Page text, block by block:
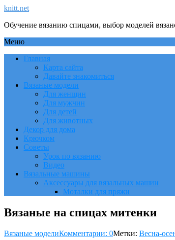
knitt.net
Обучение вязанию спицами, выбор моделей
Меню
Главная
Карта сайта
Давайте знакомиться
Вязаные модели
Для женщин
Для мужчин
Для детей
Для животных
Декор для дома
Крючком
Советы
Урок по вязанию
Видео
Вязальные машины
Аксессуары для вязальных машин
Моталки для пряжи
Вязаные на спицах митенки
Вязаные моделиКомментарии: 0Метки: Весна-